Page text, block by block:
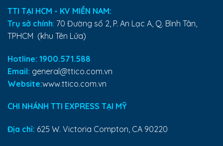
TTI TẠI HCM - KV MIỀN NAM:
Trụ sở chính: 70 Đường số 2, P. An Lạc A, Q. Bình Tân,
TPHCM (khu Tên Lửa)
Hotline: 1900.571.588
Email: general@ttico.com.vn
Website:www.ttico.com.vn
CHI NHÁNH TTI EXPRESS TẠI MỸ
Địa chỉ: 625 W. Victoria Compton, CA 90220